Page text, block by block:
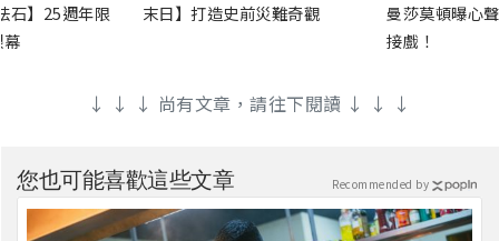
石】25週年限
末日】打造史前災難奇觀
曼莎莫頓曝心
接戲！
↓ ↓ ↓ 尚有文章，請往下閱讀 ↓ ↓ ↓
您也可能喜歡這些文章 Recommended by